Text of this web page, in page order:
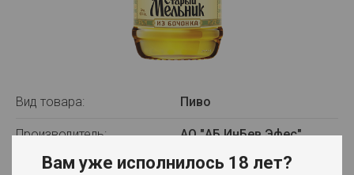
Вид товара: Пиво
Производитель: АО "АБ ИнБев Эфес"
Объём: 0.45 л
Вам уже исполнилось 18 лет?